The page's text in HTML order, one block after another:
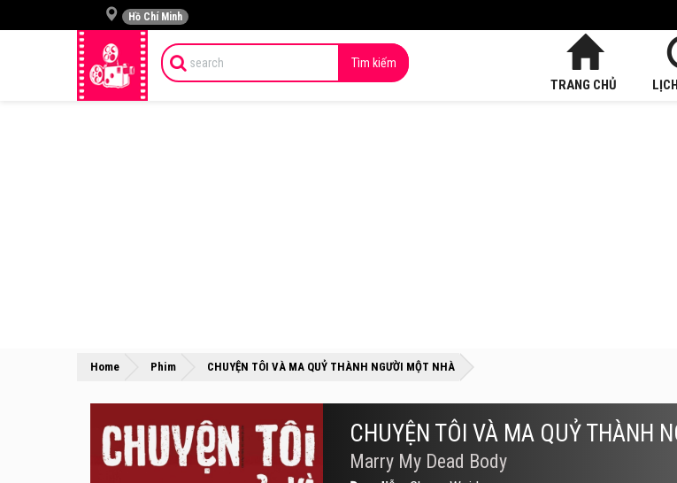
Hồ Chí Minh
Tìm kiếm
TRANG CHỦ
Home »
Phim »
CHUYỆN TÔI VÀ MA QUỶ THÀNH NGƯỜI MỘT NHÀ
CHUYỆN TÔI VÀ MA QUỶ THÀNH
Marry My Dead Body